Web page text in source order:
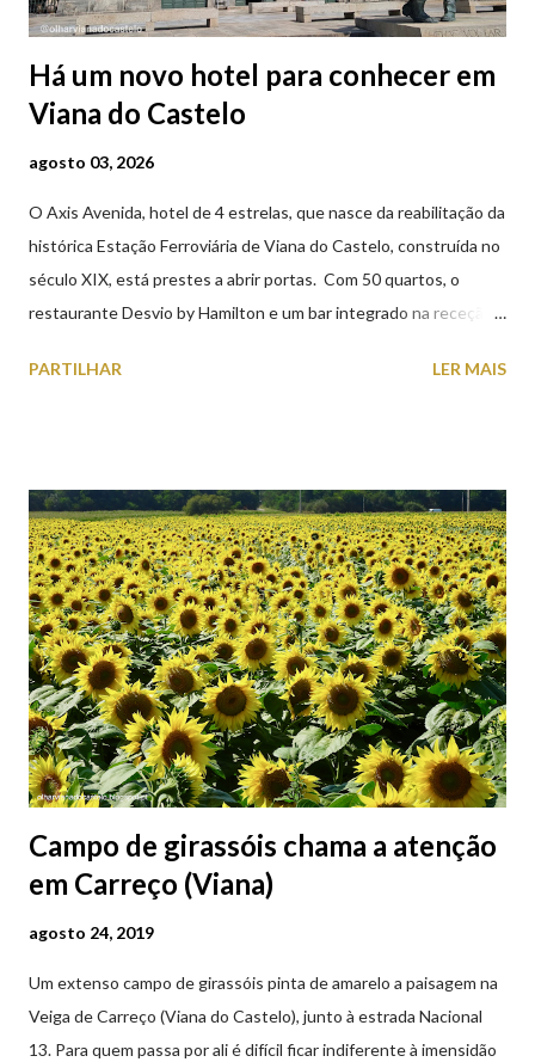
Há um novo hotel para conhecer em
Viana do Castelo
agosto 03, 2026
O Axis Avenida, hotel de 4 estrelas, que nasce da reabilitação da
histórica Estação Ferroviária de Viana do Castelo, construída no
século XIX, está prestes a abrir portas. Com 50 quartos, o
restaurante Desvio by Hamilton e um bar integrado na receção,
peças históricas cedidas pela IP Património que homenageiam a
PARTILHAR LER MAIS
Campo de girassóis chama a atenção
em Carreço (Viana)
agosto 24, 2019
Um extenso campo de girassóis pinta de amarelo a paisagem na
Veiga de Carreço (Viana do Castelo), junto à estrada Nacional
13. Para quem passa por ali é difícil ficar indiferente à imensidão